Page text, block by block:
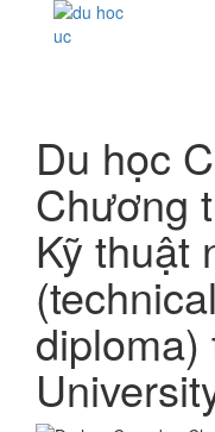
Du học
Chương
Kỹ thuật
diploma)